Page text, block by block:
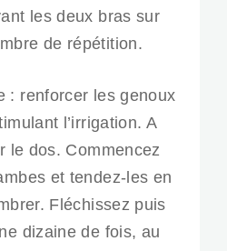
les deux bras sur
de répétition.
: renforcer les genoux
l’irrigation. A
le dos. Commencez
et tendez-les en
Fléchissez puis
dizaine de fois, au